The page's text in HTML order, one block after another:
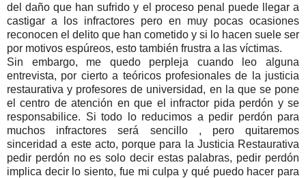
del daño que han sufrido y el proceso penal puede llegar a
castigar a los infractores pero en muy pocas ocasiones
reconocen el delito que han cometido y si lo hacen suele ser
por motivos espúreos, esto también frustra a las víctimas.
Sin embargo, me quedo perpleja cuando leo alguna
entrevista, por cierto a teóricos profesionales de la justicia
restaurativa y profesores de universidad, en la que se pone
el centro de atención en que el infractor pida perdón y se
responsabilice. Si todo lo reducimos a pedir perdón para
muchos infractores será sencillo , pero quitaremos
sinceridad a este acto, porque para la Justicia Restaurativa
pedir perdón no es solo decir estas palabras, pedir perdón
implica decir lo siento, fue mi culpa y qué puedo hacer para